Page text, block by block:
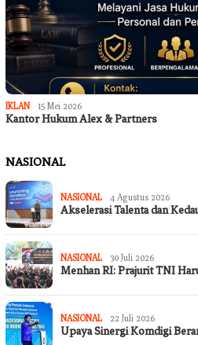
IKLAN 15 Mei 2026
Kantor Hukum Alex & Partners
NASIONAL
NASIONAL 4 Agustus 2026
Akselerasi Talenta dan
NASIONAL 30 Juli 2026
Menhan RI: Prajurit TNI
NASIONAL 22 Juli 2026
Upaya Sinergi Komdigi